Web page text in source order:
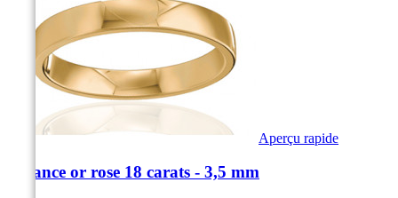
Aperçu rapide
Alliance or rose 18 carats - 3,5 mm